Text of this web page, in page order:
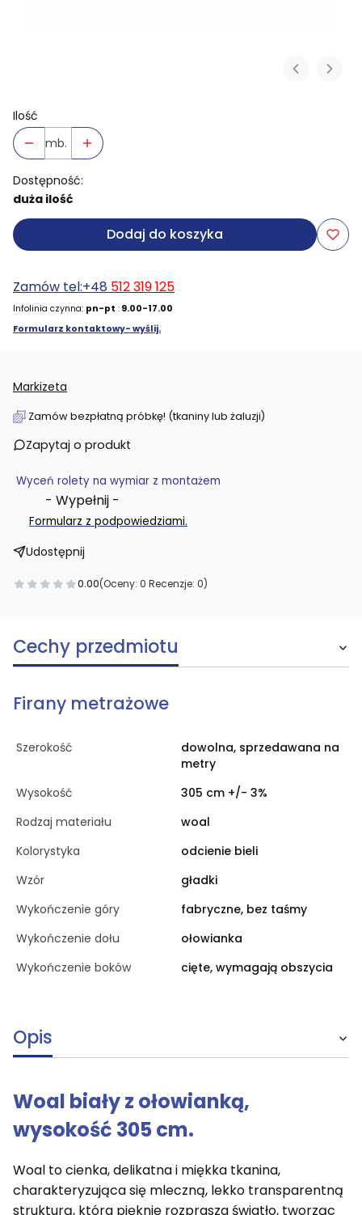
Ilość
mb.
Dostępność:
duża ilość
Dodaj do koszyka
Zamów tel:+48 512 319 125
Infolinia czynna: pn-pt : 9.00-17.00
Formularz kontaktowy- wyślij.
Markizeta
Zamów bezpłatną próbkę! (tkaniny lub żaluzji)
Zapytaj o produkt
Wyceń rolety na wymiar z montażem
- Wypełnij -
Formularz z podpowiedziami.
Udostępnij
0.00(Oceny: 0 Recenzje: 0)
Cechy przedmiotu
Firany metrażowe
Szerokość
dowolna, sprzedawana na
metry
Wysokość
305 cm +/- 3%
Rodzaj materiału
woal
Kolorystyka
odcienie bieli
Wzór
gładki
Wykończenie góry
fabryczne, bez taśmy
Wykończenie dołu
ołowianka
Wykończenie boków
cięte, wymagają obszycia
Opis
Woal biały z ołowianką,
wysokość 305 cm.
Woal to cienka, delikatna i miękka tkanina,
charakteryzująca się mleczną, lekko transparentną
strukturą, która pięknie rozprasza światło, tworząc